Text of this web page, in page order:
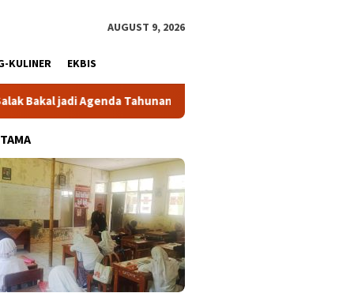
AUGUST 9, 2026
KULINER EKBIS
Tahunan Gabpeknas Dukung Ridwan Rusliadi